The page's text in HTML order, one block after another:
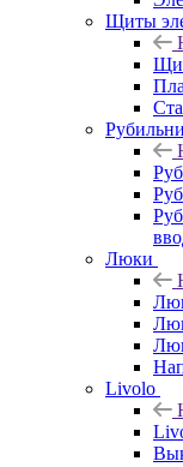
Щиты
Люки
Livolo